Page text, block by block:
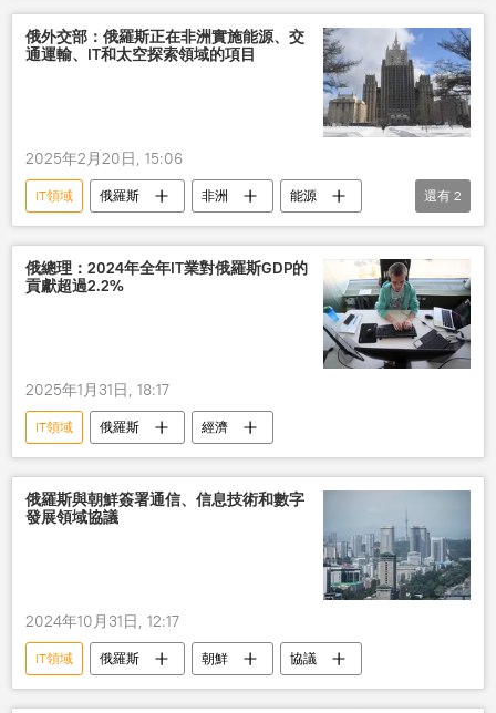
俄外交部：俄羅斯正在非洲實施能源、交
通運輸、IT和太空探索領域的項目
2025年2月20日, 15:06
IT領域 俄羅斯 非洲
能源
太空
合作
還有 2
俄總理：2024年全年IT業對俄羅斯GDP的
貢獻超過2.2%
2025年1月31日, 18:17
IT領域 俄羅斯 經濟
俄羅斯與朝鮮簽署通信、信息技術和數字
發展領域協議
2024年10月31日, 12:17
IT領域 俄羅斯 朝鮮 協議